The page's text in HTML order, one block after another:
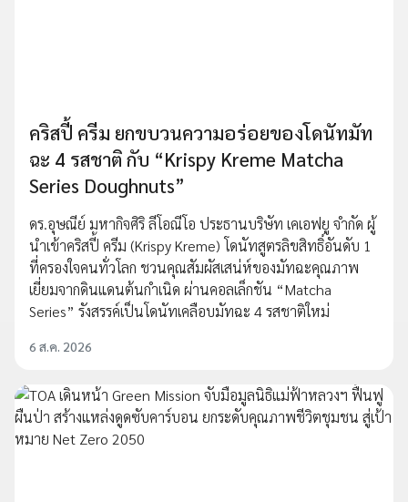
คริสปี้ ครีม ยกขบวนความอร่อยของโดนัทมัท
ฉะ 4 รสชาติ กับ “Krispy Kreme Matcha
Series Doughnuts”
ดร.อุษณีย์ มหากิจศิริ ลีโอณีโอ ประธานบริษัท เคเอฟยู จำกัด ผู้
นำเข้าคริสปี้ ครีม (Krispy Kreme) โดนัทสูตรลิขสิทธิ์อันดับ 1
ที่ครองใจคนทั่วโลก ชวนคุณสัมผัสเสน่ห์ของมัทฉะคุณภาพ
เยี่ยมจากดินแดนต้นกำเนิด ผ่านคอลเล็กชัน “Matcha
Series” รังสรรค์เป็นโดนัทเคลือบมัทฉะ 4 รสชาติใหม่
6 ส.ค. 2026